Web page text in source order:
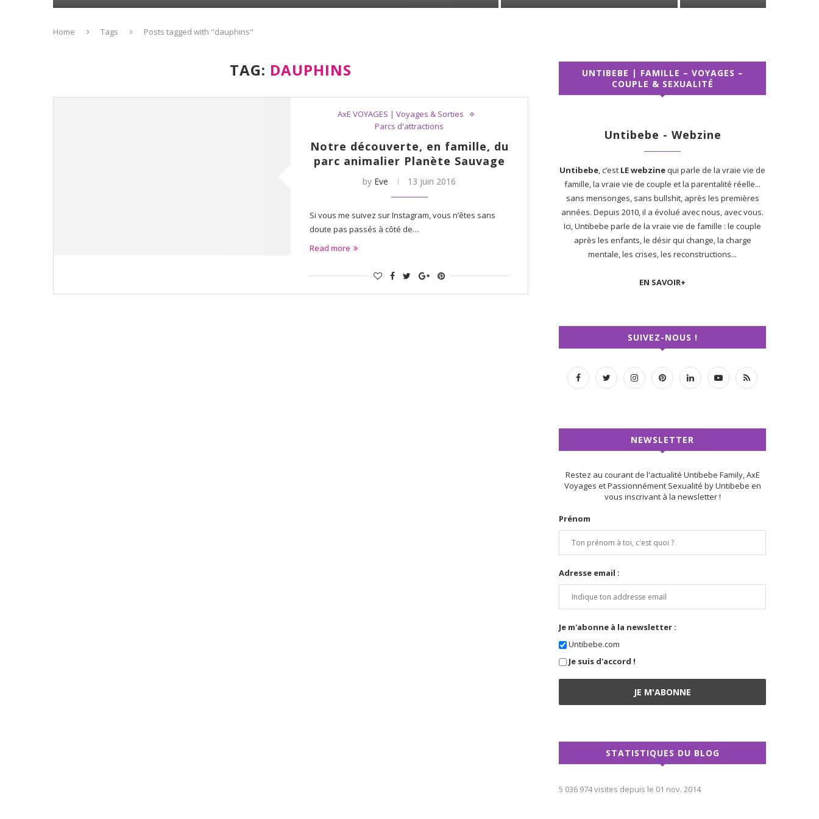
Home Tags Posts tagged with "dauphins"
TAG: DAUPHINS
AxE VOYAGES | Voyages & Sorties
Parcs d'attractions
Notre découverte, en famille, du
parc animalier Planète Sauvage
by Eve 13 juin 2016
Si vous me suivez sur Instagram, vous n’êtes sans
doute pas passés à côté de…
Read more
UNTIBEBE | FAMILLE – VOYAGES –
COUPLE & SEXUALITÉ
Untibebe - Webzine
Untibebe, c’est LE webzinequi parle de la vraie vie de
famille, la vraie vie de couple et la parentalité réelle...
sans mensonges, sans bullshit, après les premières
années. Depuis 2010, il a évolué avec nous, avec vous.
Ici, Untibebe parle de la vraie vie de famille : le couple
après les enfants, le désir qui change, la charge
mentale, les crises, les reconstructions...
EN SAVOIR+
SUIVEZ-NOUS !
NEWSLETTER
Restez au courant de l'actualité Untibebe Family, AxE
Voyages et Passionnément Sexualité by Untibebe en
vous inscrivant à la newsletter !
Prénom
Adresse email :
Je m'abonne à la newsletter :
Untibebe.com
Je suis d'accord !
STATISTIQUES DU BLOG
5 036 974 visites depuis le 01 nov. 2014